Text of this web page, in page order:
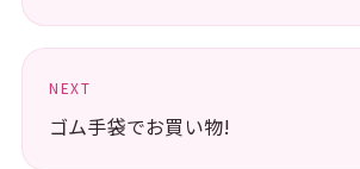
NEXT
ゴム手袋でお買い物!